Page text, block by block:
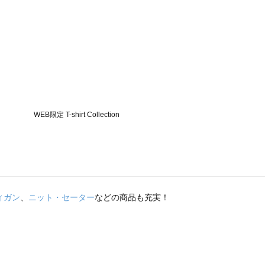
ガン、 ニット・セーターなどの商品も充実！